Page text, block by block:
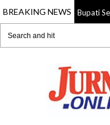
BREAKING NEWS
06 Aug 2026 Bupati